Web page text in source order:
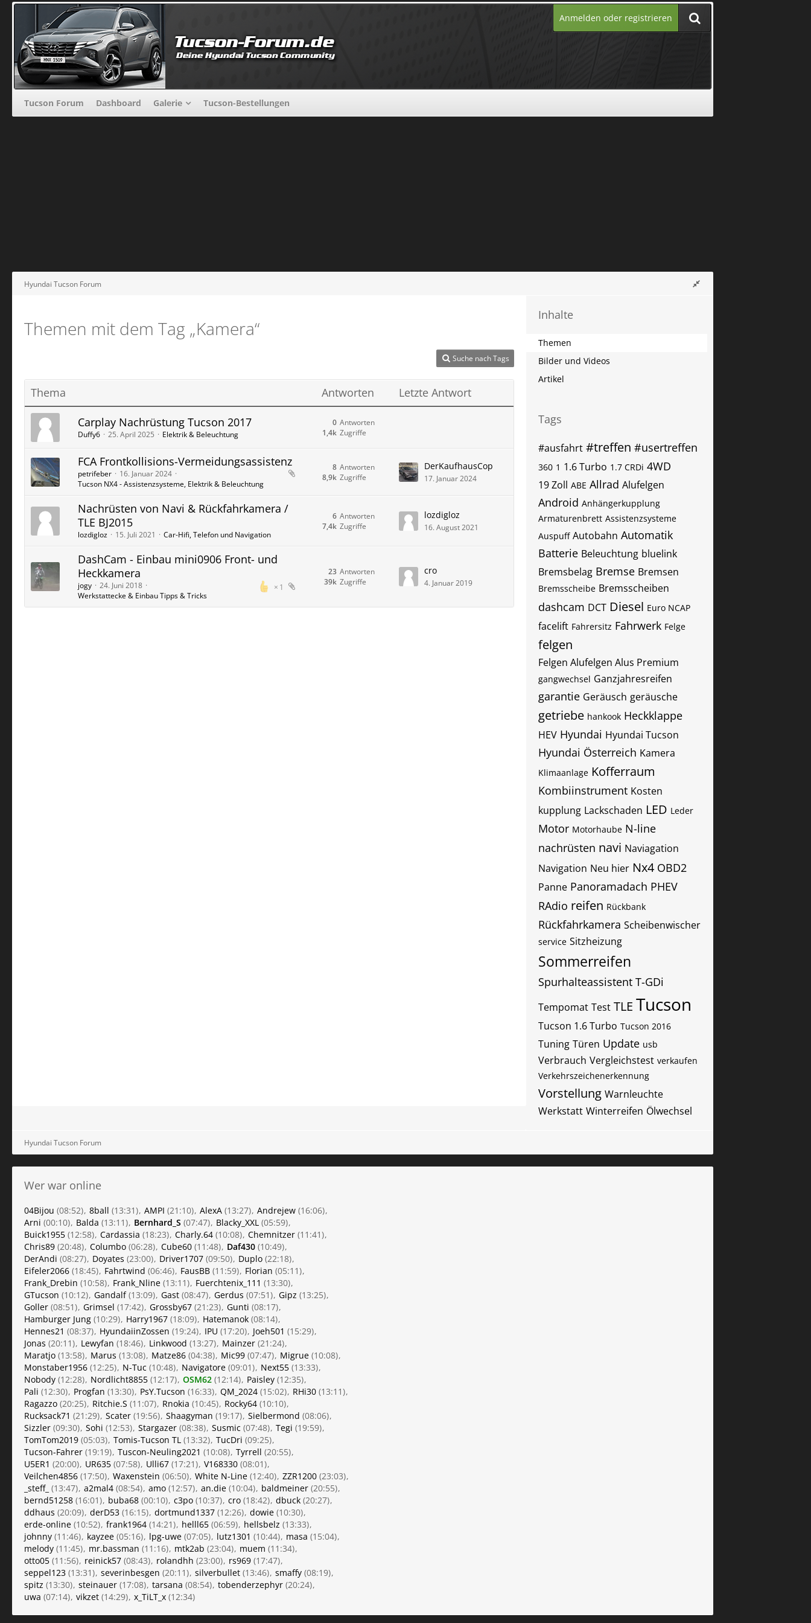
Anmelden oder registrieren
Tucson Forum Dashboard Galerie Tucson-Bestellungen
Hyundai Tucson Forum
Themen mit dem Tag „Kamera“
Suche nach Tags
Thema Antworten Letzte Antwort
Carplay Nachrüstung Tucson 2017
Duffy6 25. April 2025 Elektrik & Beleuchtung
Antworten
0
Zugriffe
1,4k
FCA Frontkollisions-Vermeidungsassistenz
petrifeber
16. Januar 2024
Tucson NX4 - Assistenzsysteme, Elektrik & Beleuchtung
Antworten
8
Zugriffe
8,9k
DerKaufhausCop
17. Januar 2024
Nachrüsten von Navi & Rückfahrkamera /
TLE BJ2015
lozdigloz 15. Juli 2021 Car-Hifi, Telefon und Navigation
Antworten
6
Zugriffe
7,4k
lozdigloz
16. August 2021
DashCam - Einbau mini0906 Front- und
Heckkamera
1
jogy
24. Juni 2018
Werkstattecke & Einbau Tipps & Tricks
Antworten
23
Zugriffe
39k
cro
4. Januar 2019
Inhalte
Themen
Bilder und Videos
Artikel
Tags
#ausfahrt #treffen #usertreffen
360 1 1.6 Turbo 1.7 CRDi 4WD
19 Zoll ABE Allrad Alufelgen
Android Anhängerkupplung
Armaturenbrett Assistenzsysteme
Auspuff Autobahn Automatik
Batterie Beleuchtung bluelink
Bremsbelag Bremse Bremsen
Bremsscheibe Bremsscheiben
dashcam DCT Diesel Euro NCAP
facelift Fahrersitz Fahrwerk Felge
felgen
Felgen Alufelgen Alus Premium
gangwechsel Ganzjahresreifen
garantie Geräusch geräusche
getriebe hankook Heckklappe
HEV Hyundai Hyundai Tucson
Hyundai Österreich Kamera
Klimaanlage Kofferraum
Kombiinstrument Kosten
kupplung Lackschaden LED Leder
Motor Motorhaube N-line
nachrüsten navi Naviagation
Navigation Neu hier Nx4 OBD2
Panne Panoramadach PHEV
RAdio reifen Rückbank
Rückfahrkamera Scheibenwischer
service Sitzheizung
Sommerreifen
Spurhalteassistent T-GDi
Tempomat Test TLE Tucson
Tucson 1.6 Turbo Tucson 2016
Tuning Türen Update usb
Verbrauch Vergleichstest verkaufen
Verkehrszeichenerkennung
Vorstellung Warnleuchte
Werkstatt Winterreifen Ölwechsel
Hyundai Tucson Forum
Wer war online
04Bijou (08:52) 8ball (13:31) AMPI (21:10) AlexA (13:27) Andrejew (16:06)
Arni (00:10) Balda (13:11) Bernhard_S (07:47) Blacky_XXL (05:59)
Buick1955 (12:58) Cardassia (18:23) Charly.64 (10:08) Chemnitzer (11:41)
Chris89 (20:48) Columbo (06:28) Cube60 (11:48) Daf430 (10:49)
DerAndi (08:27) Doyates (23:00) Driver1707 (09:50) Duplo (22:18)
Eifeler2066 (18:45) Fahrtwind (06:46) FausBB (11:59) Florian (05:11)
Frank_Drebin (10:58) Frank_Nline (13:11) Fuerchtenix_111 (13:30)
GTucson (10:12) Gandalf(13:09) Gast (08:47) Gerdus (07:51) Gipz (13:25)
Goller (08:51) Grimsel (17:42) Grossby67 (21:23) Gunti (08:17)
Hamburger Jung (10:29) Harry1967 (18:09) Hatemanok (08:14)
Hennes21 (08:37) HyundaiinZossen (19:24) IPU (17:20) Joeh501 (15:29)
Jonas (20:11) Lewyfan (18:46) Linkwood (13:27) Mainzer (21:24)
Maratjo (13:58) Marus (13:08) Matze86 (04:38) Mic99 (07:47) Migrue (10:08)
Monstaber1956 (12:25) N-Tuc (10:48) Navigatore (09:01) Next55 (13:33)
Nobody (12:28) Nordlicht8855 (12:17) OSM62 (12:14) Paisley (12:35)
Pali (12:30) Progfan (13:30) PsY.Tucson (16:33) QM_2024 (15:02) RHi30 (13:11)
Ragazzo (20:25) Ritchie.S (11:07) Rnokia (10:45) Rocky64 (10:10)
Rucksack71 (21:29) Scater (19:56) Shaagyman (19:17) Sielbermond (08:06)
Sizzler (09:30) Sohi (12:53) Stargazer (08:38) Susmic (07:48) Tegi (19:59)
TomTom2019 (05:03) Tomis-Tucson TL (13:32) TucDri (09:25)
Tucson-Fahrer (19:19) Tuscon-Neuling2021 (10:08) Tyrrell (20:55)
U5ER1 (20:00) UR635 (07:58) Ulli67 (17:21) V168330 (08:01)
Veilchen4856 (17:50) Waxenstein (06:50) White N-Line (12:40) ZZR1200 (23:03)
_steff_ (13:47) a2mal4 (08:54) amo (12:57) an.die (10:04) baldmeiner (20:55)
bernd51258 (16:01) buba68 (00:10) c3po (10:37) cro (18:42) dbuck (20:27)
ddhaus (20:09) derD53 (16:15) dortmund1337 (12:26) dowie (10:30)
erde-online (10:52) frank1964 (14:21) helll65 (06:59) hellsbelz (13:33)
johnny (11:46) kayzee (05:16) lpg-uwe (07:05) lutz1301 (10:44) masa (15:04)
melody (11:45) mr.bassman (11:16) mtk2ab (23:04) muem (11:34)
otto05 (11:56) reinick57 (08:43) rolandhh (23:00) rs969 (17:47)
seppel123 (13:31) severinbesgen (20:11) silverbullet (13:46) smaffy (08:19)
spitz (13:30) steinauer (17:08) tarsana (08:54) tobenderzephyr (20:24)
uwa (07:14) vikzet (14:29) x_TiLT_x (12:34)